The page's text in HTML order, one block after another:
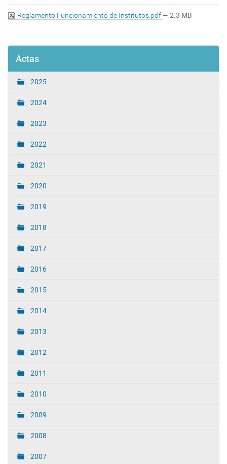
Reglamento Funcionamiento de Institutos.pdf— 2.3 MB
Actas
2025
2024
2023
2022
2021
2020
2019
2018
2017
2016
2015
2014
2013
2012
2011
2010
2009
2008
2007